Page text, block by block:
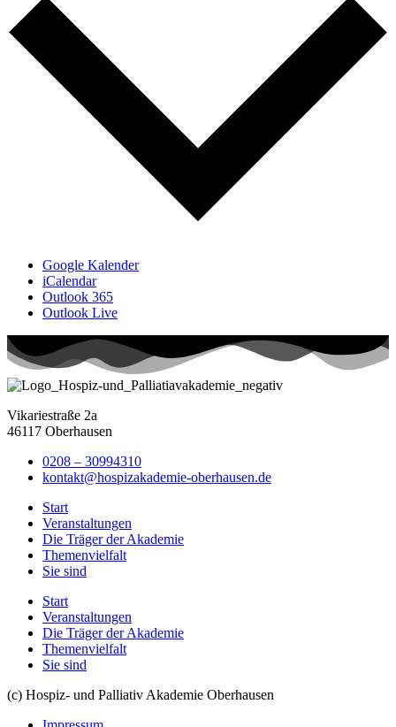
Google Kalender
iCalendar
Outlook 365
Outlook Live
Vikariestraße 2a
46117 Oberhausen
0208 – 30994310
kontakt@hospizakademie-oberhausen.de
Start
Veranstaltungen
Die Träger der Akademie
Themenvielfalt
Sie sind
Start
Veranstaltungen
Die Träger der Akademie
Themenvielfalt
Sie sind
(c) Hospiz- und Palliativ Akademie Oberhausen